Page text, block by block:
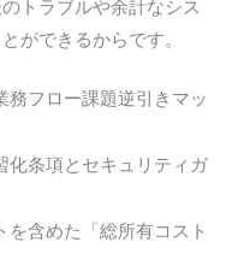
トラブルや余計なシス
ができるからです。
務フロー課題逆引きマッ
化条項とセキュリティガ
含めた「総所有コスト